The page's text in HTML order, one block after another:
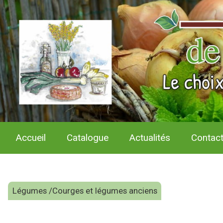
Accueil Catalogue Actualités Contact
Légumes /Courges et légumes anciens